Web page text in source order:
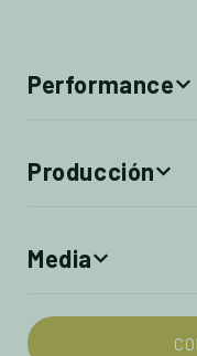
Performance
Producción
Media